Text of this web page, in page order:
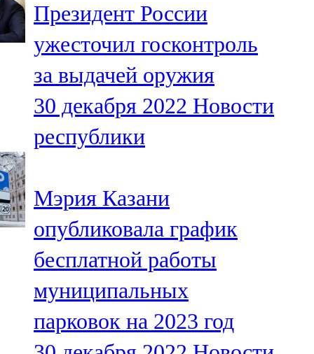
106,1 FM
Кама тамагы
71,51 FM
Кукмара
107,9 FM
102,1 FM
Мамадыш
106,2 FM
Минзәлә
107,3 FM
Президент России
ужесточил госконтроль
за выдачей оружия
30 декабря 2022 Новости
республики
Мэрия Казани
опубликовала график
бесплатной работы
муниципальных
парковок на 2023 год